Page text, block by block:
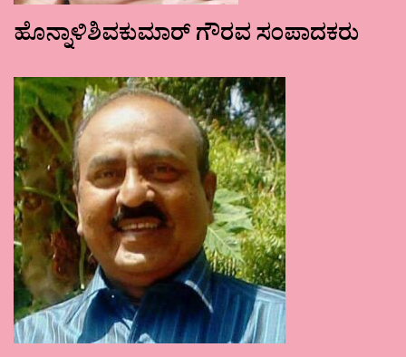
ಹೊನ್ನಾಳಿಶಿವಕುಮಾರ್ ಗೌರವ ಸಂಪಾದಕರು